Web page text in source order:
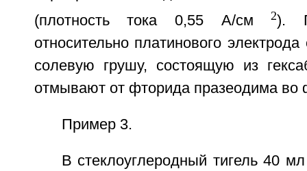
(плотность тока 0,55 А/см 2).
относительно платинового
солевую грушу, состоящую из
отмывают от фторида празеодима во
Пример 3.
В стеклоуглеродный тигель 40